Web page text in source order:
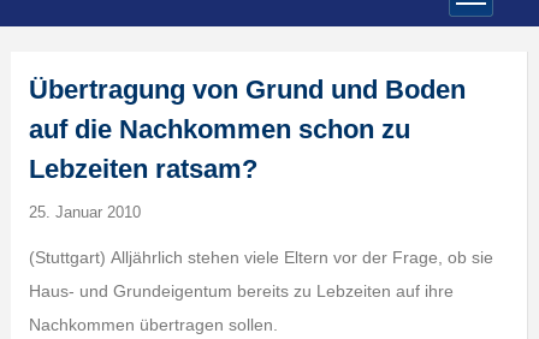
Übertragung von Grund und Boden
auf die Nachkommen schon zu
Lebzeiten ratsam?
25. Januar 2010
(Stuttgart) Alljährlich stehen viele Eltern vor der Frage, ob sie
Haus- und Grundeigentum bereits zu Lebzeiten auf ihre
Nachkommen übertragen sollen.